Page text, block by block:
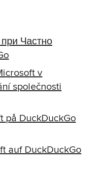
Частно
v
společnosti
på DuckDuckGo
auf DuckDuckGo